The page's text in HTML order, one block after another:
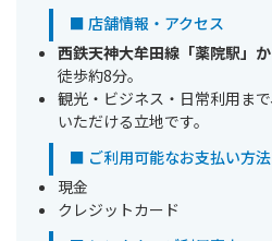
■ 店舗情報・アクセス
西鉄天神大牟田線「薬院駅」
徒歩約8分。
観光・ビジネス・日常利用ま
いただける立地です。
■ ご利用可能なお支払い方法
現金
クレジットカード